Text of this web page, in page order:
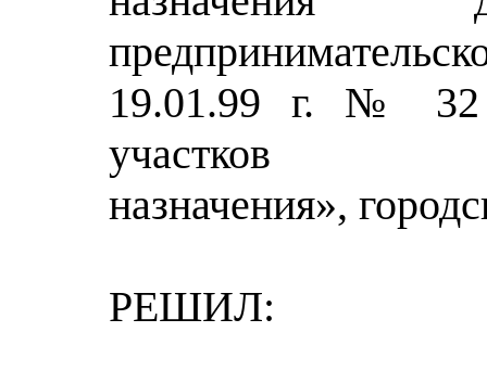
19.01.99 г. № 32
участков
назначения»,
РЕШИЛ: